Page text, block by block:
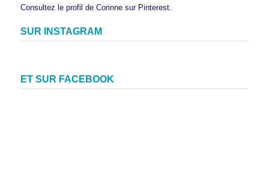
Consultez le profil de Corinne sur Pinterest.
SUR INSTAGRAM
ET SUR FACEBOOK